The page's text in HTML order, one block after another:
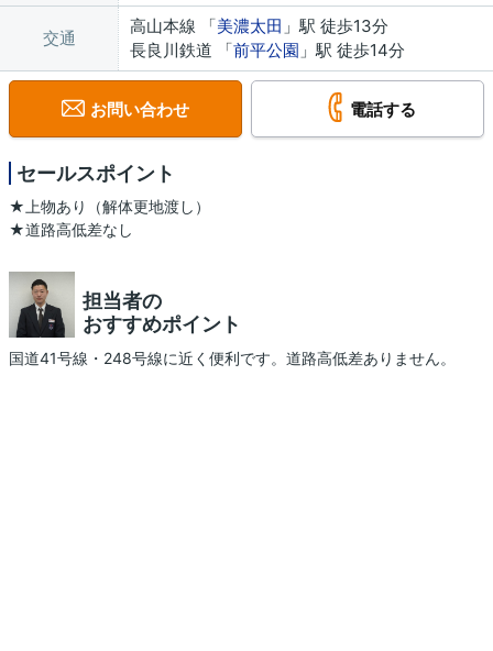
交通
高山本線 「美濃太田 」駅 徒歩13分
長良川鉄道 「前平公園 」駅 徒歩14分
お問い合わせ 電話する
セールスポイント
★上物あり（解体更地渡し）
★道路高低差なし
担当者の
おすすめポイント
国道41号線・248号線に近く便利です。道路高低差ありません。